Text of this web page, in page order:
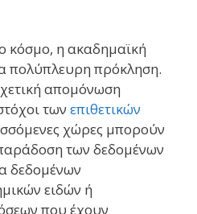
κόσμο, η ακαδημαϊκή
πολύπλευρη πρόκληση.
απομόνωση
των επιθετικών
χώρες μπορούν
των δεδομένων
δεδομένων
ειδών ή
που έχουν